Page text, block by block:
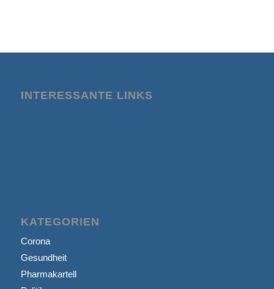
INTERESSANTE LINKS
KATEGORIEN
Corona
Gesundheit
Pharmakartell